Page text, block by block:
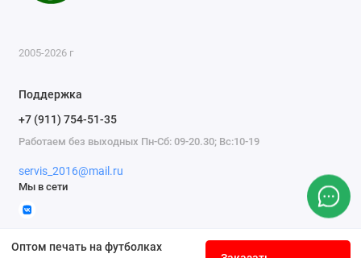
Оптом печать на футболках
2005-2026 г
Поддержка
+7 (911) 754-51-35
Работаем без выходных Пн-Сб: 09-20.30; Вс:10-19
servis_2016@mail.ru
Мы в сети